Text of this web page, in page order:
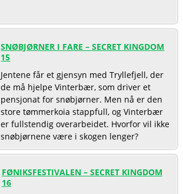
SNØBJØRNER I FARE – SECRET KINGDOM
15
Jentene får et gjensyn med Tryllefjell, der
de må hjelpe Vinterbær, som driver et
pensjonat for snøbjørner. Men nå er den
store tømmerkoia stappfull, og Vinterbær
er fullstendig overarbeidet. Hvorfor vil ikke
snøbjørnene være i skogen lenger?
FØNIKSFESTIVALEN – SECRET KINGDOM
16